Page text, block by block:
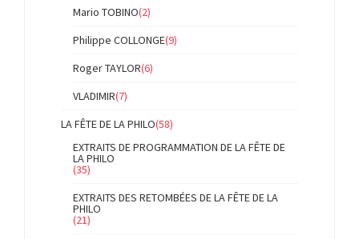
Mario TOBINO(2)
Philippe COLLONGE(9)
Roger TAYLOR(6)
VLADIMIR(7)
LA FÊTE DE LA PHILO(58)
EXTRAITS DE PROGRAMMATION DE LA FÊTE DE
LA PHILO
(35)
EXTRAITS DES RETOMBÉES DE LA FÊTE DE LA
PHILO
(21)